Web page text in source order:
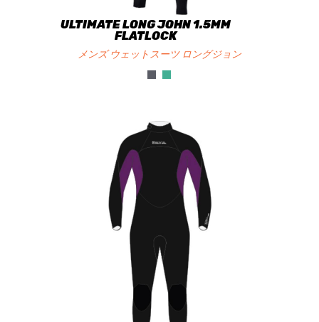
ULTIMATE LONG JOHN 1.5MM
FLATLOCK
メンズ ウェットスーツ ロングジョン